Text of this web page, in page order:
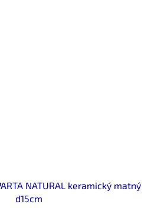
NATURAL keramický matný
d15cm